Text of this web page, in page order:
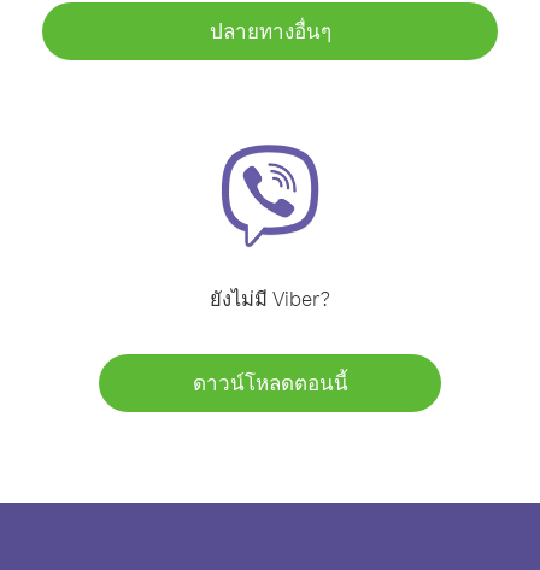
ปลายทางอื่นๆ
ยังไม่มี Viber?
ดาวน์โหลดตอนนี้